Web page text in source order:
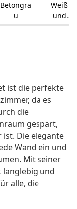
Betongra
u
Weiß
und
Sonoma-
ist die perfekte
da es
die
gespart,
ist. Die elegante
Wand ein und
Mit seiner
langlebig und
alle, die